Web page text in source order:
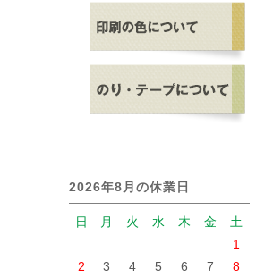
2026年8月の休業日
日 月 火 水 木 金
土
1
2
3 4 5 6 7
8